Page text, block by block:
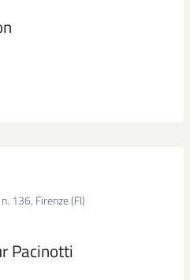
136, Firenze (FI)
Pacinotti